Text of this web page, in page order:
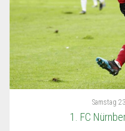
Samstag
1. FC